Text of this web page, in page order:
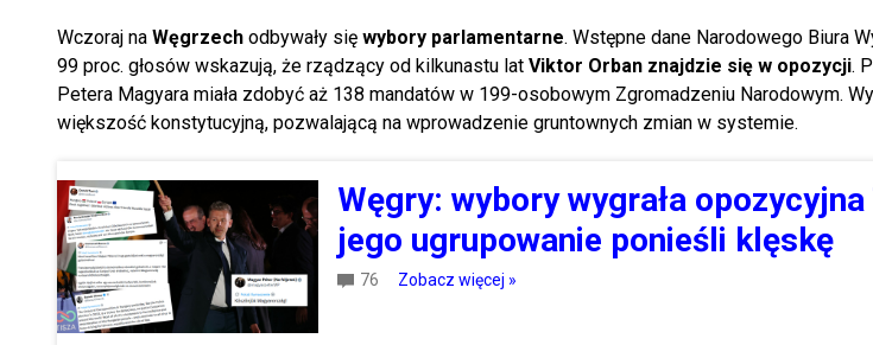
Wczoraj na Węgrzech odbywały się wybory parlamentarne. Wstępne dane Narodowego Biura
99 proc. głosów wskazują, że rządzący od kilkunastu lat Viktor Orban znajdzie się w opozycji.
Petera Magyara miała zdobyć aż 138 mandatów w 199-osobowym Zgromadzeniu Narodowym.
większość konstytucyjną, pozwalającą na wprowadzenie gruntownych zmian w systemie.
Węgry: wybory wygrała
jego ugrupowanie ponieśli klęskę
76 Zobacz więcej »